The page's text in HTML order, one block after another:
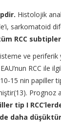
Histolojik
sarkomatoid
RCC
ve periferik
RCC ile
15 nin papiller
Prognoz
tip I
daha